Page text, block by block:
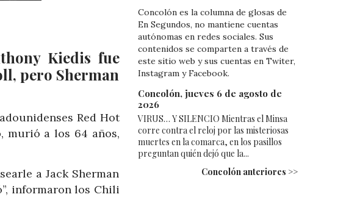
Kiedis fue
pero Sherman
Red Hot
murió a los 64 años,
a Jack Sherman
informaron los Chili
Concolón es la columna de glosas de
En Segundos, no mantiene cuentas
autónomas en redes sociales. Sus
contenidos se comparten a través de
este sitio web y sus cuentas en Twiter,
Instagram y Facebook.
Concolón, jueves 6 de agosto de
2026
VIRUS… Y SILENCIO Mientras el Minsa
corre contra el reloj por las misteriosas
muertes en la comarca, en los pasillos
preguntan quién dejó que la...
Concolón anteriores >>